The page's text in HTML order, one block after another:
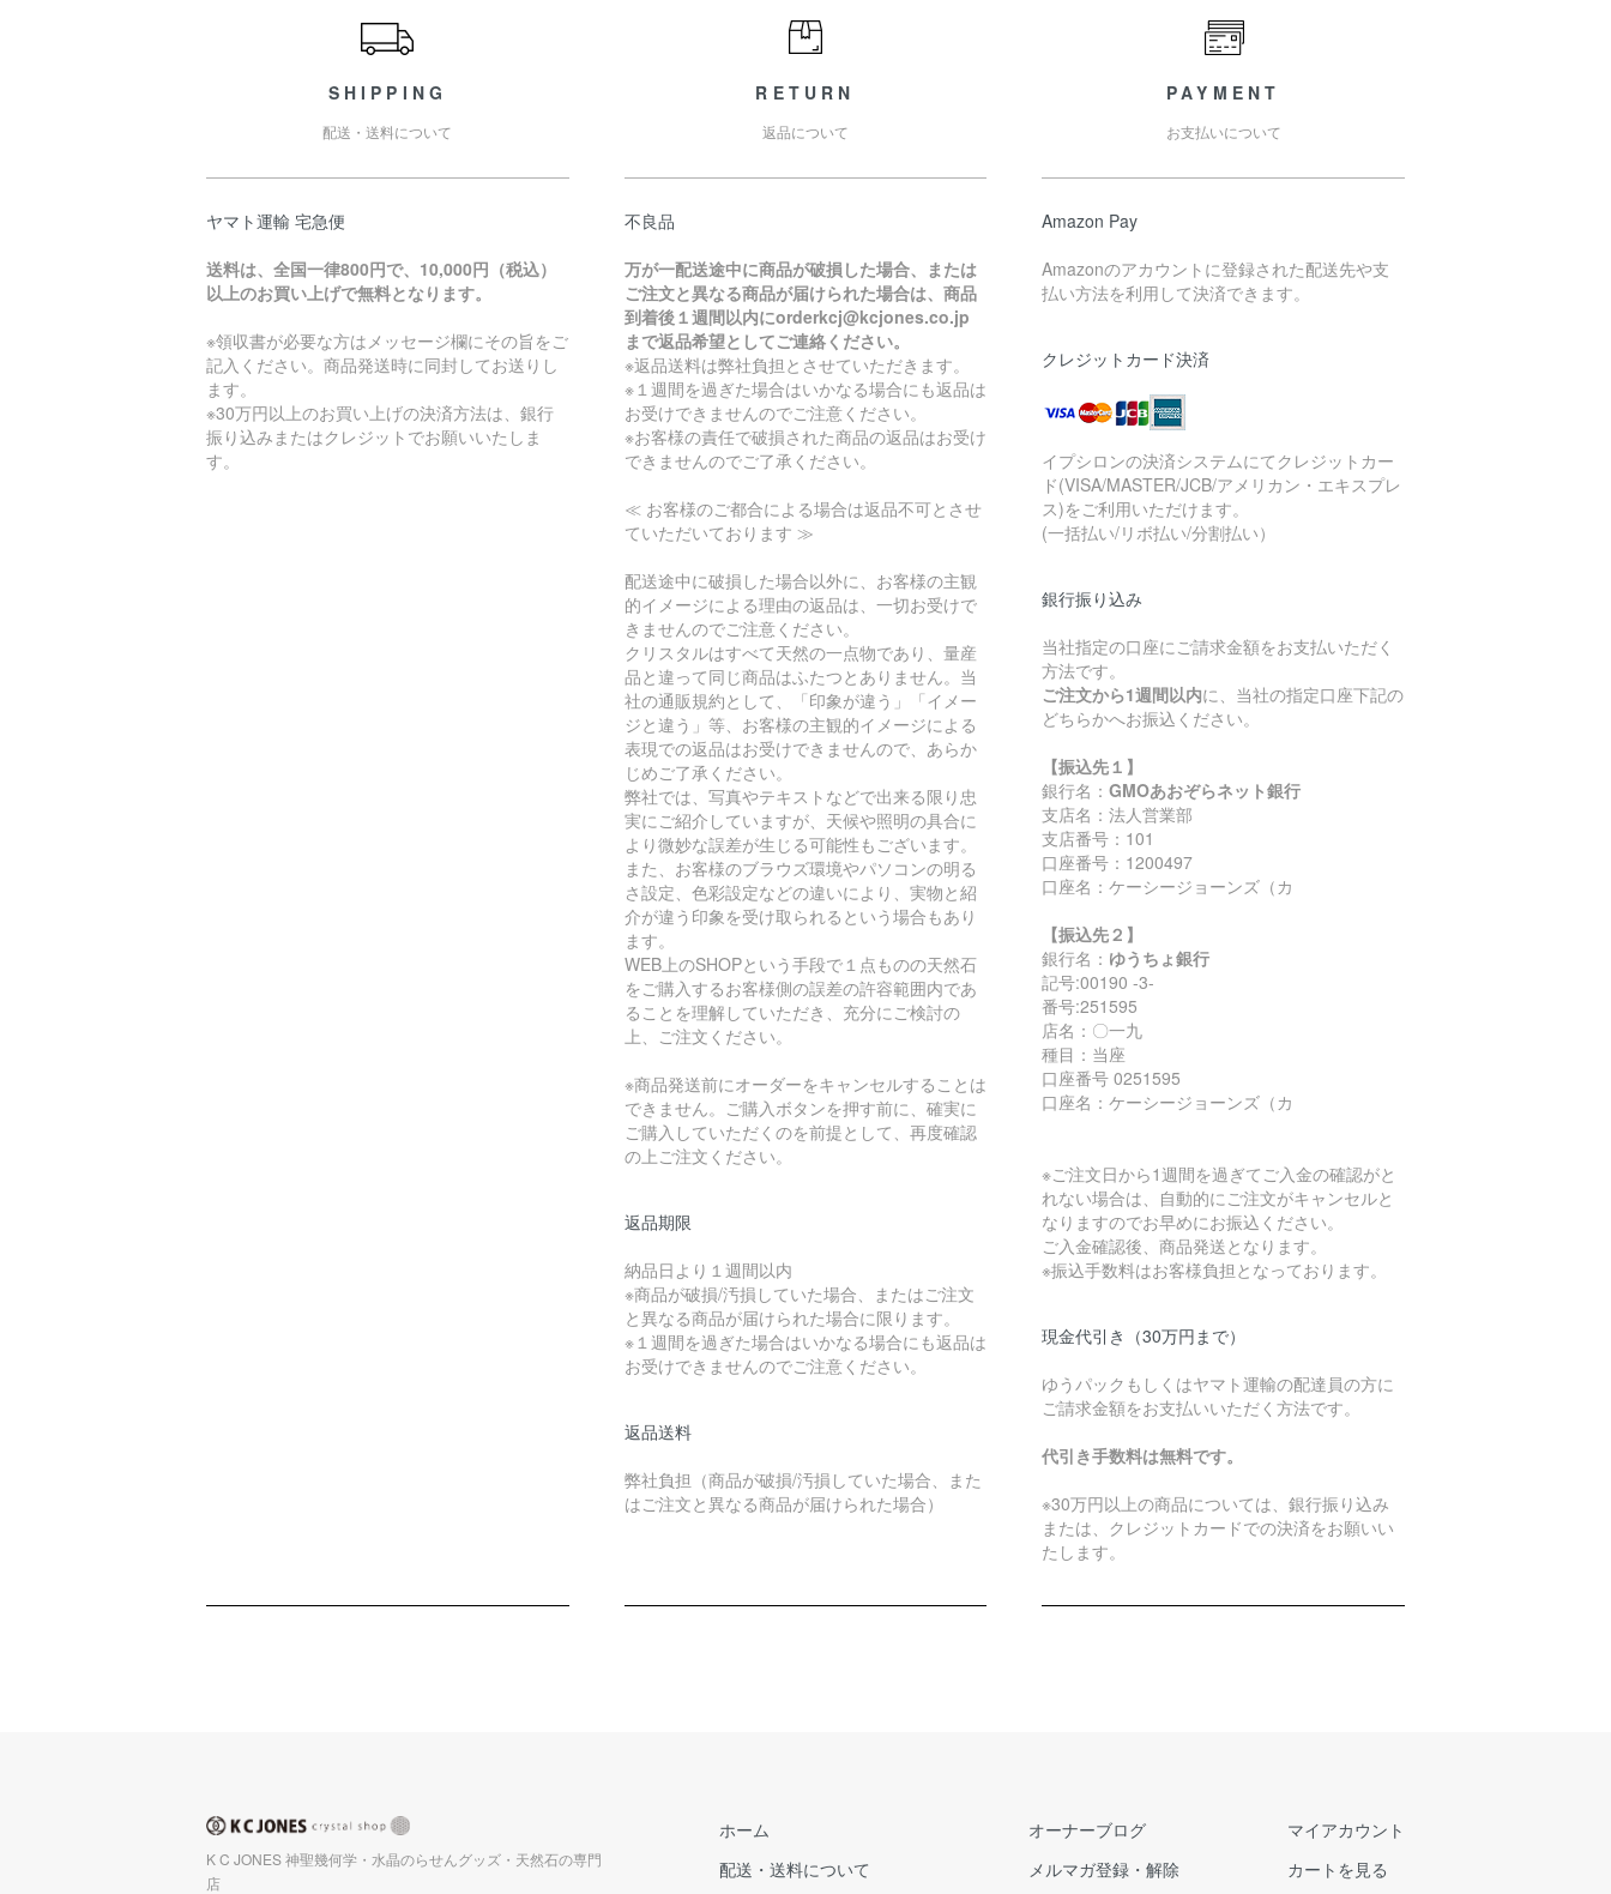
SHIPPING
配送・送料について
ヤマト運輸 宅急便
送料は、全国一律800円で、10,000円（税込）
以上のお買い上げで無料となります。
※領収書が必要な方はメッセージ欄にその旨をご
記入ください。商品発送時に同封してお送りし
ます。
※30万円以上のお買い上げの決済方法は、銀行
振り込みまたはクレジットでお願いいたしま
す。
RETURN
返品について
不良品
万が一配送途中に商品が破損した場合、または
ご注文と異なる商品が届けられた場合は、商品
到着後１週間以内にorderkcj@kcjones.co.jp
まで返品希望としてご連絡ください。
※返品送料は弊社負担とさせていただきます。
※１週間を過ぎた場合はいかなる場合にも返品は
お受けできませんのでご注意ください。
※お客様の責任で破損された商品の返品はお受け
できませんのでご了承ください。
≪ お客様のご都合による場合は返品不可とさせ
ていただいております ≫
配送途中に破損した場合以外に、お客様の主観
的イメージによる理由の返品は、一切お受けで
きませんのでご注意ください。
クリスタルはすべて天然の一点物であり、量産
品と違って同じ商品はふたつとありません。当
社の通販規約として、「印象が違う」「イメー
ジと違う」等、お客様の主観的イメージによる
表現での返品はお受けできませんので、あらか
じめご了承ください。
弊社では、写真やテキストなどで出来る限り忠
実にご紹介していますが、天候や照明の具合に
より微妙な誤差が生じる可能性もございます。
また、お客様のブラウズ環境やパソコンの明る
さ設定、色彩設定などの違いにより、実物と紹
介が違う印象を受け取られるという場合もあり
ます。
WEB上のSHOPという手段で１点ものの天然石
をご購入するお客様側の誤差の許容範囲内であ
ることを理解していただき、充分にご検討の
上、ご注文ください。
※商品発送前にオーダーをキャンセルすることは
できません。ご購入ボタンを押す前に、確実に
ご購入していただくのを前提として、再度確認
の上ご注文ください。
返品期限
納品日より１週間以内
※商品が破損/汚損していた場合、またはご注文
と異なる商品が届けられた場合に限ります。
※１週間を過ぎた場合はいかなる場合にも返品は
お受けできませんのでご注意ください。
返品送料
弊社負担（商品が破損/汚損していた場合、また
はご注文と異なる商品が届けられた場合）
PAYMENT
お支払いについて
Amazon Pay
Amazonのアカウントに登録された配送先や支
払い方法を利用して決済できます。
クレジットカード決済
イプシロンの決済システムにてクレジットカー
ド(VISA/MASTER/JCB/アメリカン・エキスプレ
ス)をご利用いただけます。
(一括払い/リボ払い/分割払い）
銀行振り込み
当社指定の口座にご請求金額をお支払いただく
方法です。
ご注文から1週間以内に、当社の指定口座下記の
どちらかへお振込ください。
【振込先１】
銀行名：GMOあおぞらネット銀行
支店名：法人営業部
支店番号：101
口座番号：1200497
口座名：ケーシージョーンズ（カ
【振込先２】
銀行名： ゆうちょ銀行
記号:00190 -3-
番号:251595
店名：〇一九
種目：当座
口座番号 0251595
口座名：ケーシージョーンズ（カ
※ご注文日から1週間を過ぎてご入金の確認がと
れない場合は、自動的にご注文がキャンセルと
なりますのでお早めにお振込ください。
ご入金確認後、商品発送となります。
※振込手数料はお客様負担となっております。
現金代引き（30万円まで）
ゆうパックもしくはヤマト運輸の配達員の方に
ご請求金額をお支払いいただく方法です。
代引き手数料は無料です。
※30万円以上の商品については、銀行振り込み
または、クレジットカードでの決済をお願いい
たします。
K C JONES 神聖幾何学・水晶のらせんグッズ・天然石の専門
店
ホーム
配送・送料について
オーナーブログ
メルマガ登録・解除
マイアカウント
カートを見る